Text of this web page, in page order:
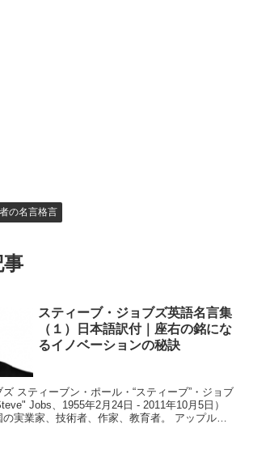
の名言格言
スティーブ・ジョブズ英語名言集
（１）日本語訳付｜座右の銘にな
るイノベーションの秘訣
スティーブン・ポール・“スティーブ”・ジョブ
Jobs、1955年2月24日 - 2011年10月5日）
実業家、技術者、作家、教育者。 アップル社